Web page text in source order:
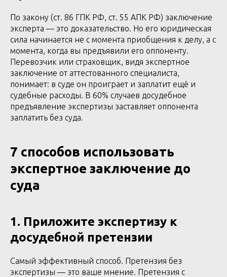
По закону (ст. 86 ГПК РФ, ст. 55 АПК РФ) заключение
эксперта — это доказательство. Но его юридическая
сила начинается не с момента приобщения к делу, а с
момента, когда вы предъявили его оппоненту.
Перевозчик или страховщик, видя экспертное
заключение от аттестованного специалиста,
понимает: в суде он проиграет и заплатит ещё и
судебные расходы. В 60% случаев досудебное
предъявление экспертизы заставляет оппонента
заплатить без суда.
7 способов использовать
экспертное заключение до
суда
1. Приложите экспертизу к
досудебной претензии
Самый эффективный способ. Претензия без
экспертизы — это ваше мнение. Претензия с